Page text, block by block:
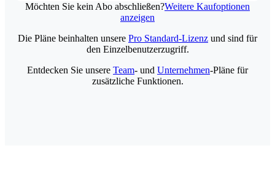
Möchten Sie kein Abo abschließen?Weitere Kaufoptionen
anzeigen
Die Pläne beinhalten unsere Pro Standard-Lizenz und sind für
den Einzelbenutzerzugriff.
Entdecken Sie unsere Team- und Unternehmen-Pläne für
zusätzliche Funktionen.